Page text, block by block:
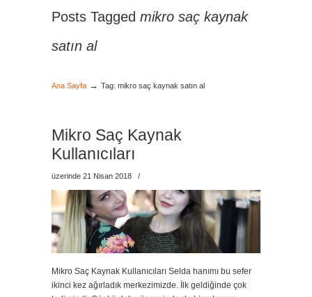
Posts Tagged mikro saç kaynak
satın al
Ana Sayfa → Tag: mikro saç kaynak satın al
Mikro Saç Kaynak
Kullanıcıları
üzerinde 21 Nisan 2018 /
Mikro Saç Kaynak Kullanıcıları Selda hanımı bu sefer
ikinci kez ağırladık merkezimizde. İlk geldiğinde çok